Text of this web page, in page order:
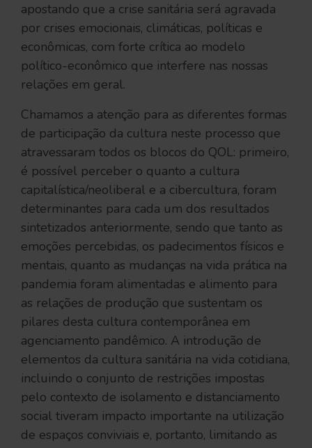
apostando que a crise sanitária será agravada
por crises emocionais, climáticas, políticas e
econômicas, com forte crítica ao modelo
político-econômico que interfere nas nossas
relações em geral.
Chamamos a atenção para as diferentes formas
de participação da cultura neste processo que
atravessaram todos os blocos do QOL: primeiro,
é possível perceber o quanto a cultura
capitalística/neoliberal e a cibercultura, foram
determinantes para cada um dos resultados
sintetizados anteriormente, sendo que tanto as
emoções percebidas, os padecimentos físicos e
mentais, quanto as mudanças na vida prática na
pandemia foram alimentadas e alimento para
as relações de produção que sustentam os
pilares desta cultura contemporânea em
agenciamento pandêmico. A introdução de
elementos da cultura sanitária na vida cotidiana,
incluindo o conjunto de restrições impostas
pelo contexto de isolamento e distanciamento
social tiveram impacto importante na utilização
de espaços conviviais e, portanto, limitando as